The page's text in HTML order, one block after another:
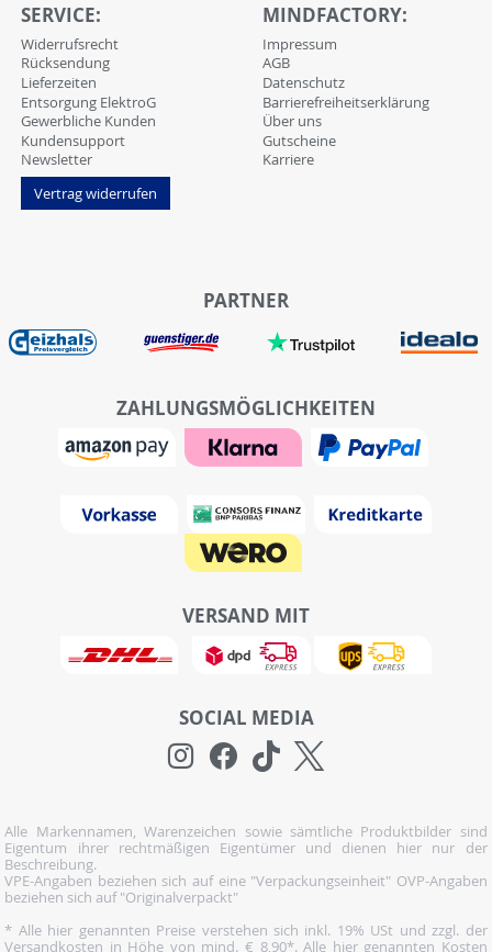
SERVICE:
Widerrufsrecht
Rücksendung
Lieferzeiten
Entsorgung ElektroG
Gewerbliche Kunden
Kundensupport
Newsletter
Vertrag widerrufen
MINDFACTORY:
Impressum
AGB
Datenschutz
Barrierefreiheitserklärung
Über uns
Gutscheine
Karriere
PARTNER
ZAHLUNGSMÖGLICHKEITEN
VERSAND MIT
SOCIAL MEDIA
Alle Markennamen, Warenzeichen sowie sämtliche Produktbilder sind
Eigentum ihrer rechtmäßigen Eigentümer und dienen hier nur der
Beschreibung.
VPE-Angaben beziehen sich auf eine "Verpackungseinheit" OVP-Angaben
beziehen sich auf "Originalverpackt"
* Alle hier genannten Preise verstehen sich inkl. 19% USt und zzgl. der
Versandkosten in Höhe von mind. € 8,90*. Alle hier genannten Kosten